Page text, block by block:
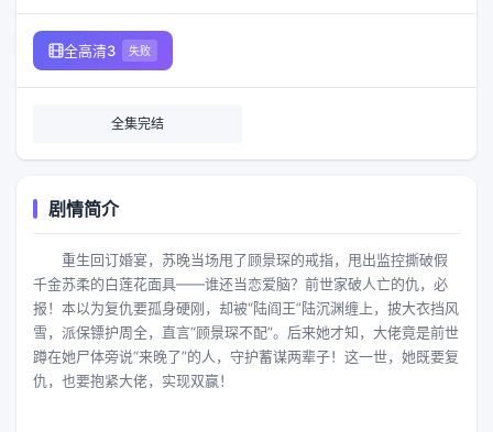
全高清3 失败
全集完结
剧情简介
重生回订婚宴，苏晚当场甩了顾景琛的戒指，甩出监控撕破假
千金苏柔的白莲花面具——谁还当恋爱脑？前世家破人亡的仇，必
报！本以为复仇要孤身硬刚，却被“陆阎王”陆沉渊缠上，披大衣挡风
雪，派保镖护周全，直言“顾景琛不配”。后来她才知，大佬竟是前世
蹲在她尸体旁说“来晚了”的人，守护蓄谋两辈子！这一世，她既要复
仇，也要抱紧大佬，实现双赢！